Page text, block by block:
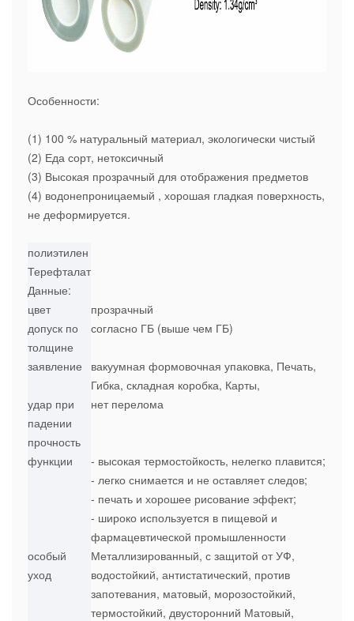
Особенности:
(1) 100 % натуральный материал, экологически чистый
(2) Еда сорт, нетоксичный
(3) Высокая прозрачный для отображения предметов
(4) водонепроницаемый , хорошая гладкая поверхность,
не деформируется.
полиэтилен
Терефталат
Данные:
цвет
прозрачный
допуск по
толщине
согласно ГБ (выше чем ГБ)
заявление
вакуумная формовочная упаковка, Печать,
Гибка, складная коробка, Карты,
удар при
падении
прочность
нет перелома
функции
- высокая термостойкость, нелегко плавится;
- легко снимается и не оставляет следов;
- печать и хорошее рисование эффект;
- широко используется в пищевой и
фармацевтической промышленности
особый
уход
Металлизированный, с защитой от УФ,
водостойкий, антистатический, против
запотевания, матовый, морозостойкий,
термостойкий, двусторонний Матовый,